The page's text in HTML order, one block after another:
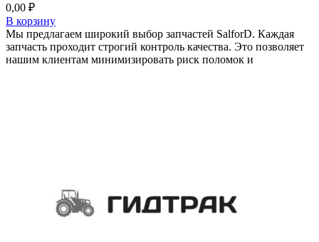
0,00 ₽
В корзину
Мы предлагаем широкий выбор запчастей SalforD. Каждая
запчасть проходит строгий контроль качества. Это позволяет
нашим клиентам минимизировать риск поломок и